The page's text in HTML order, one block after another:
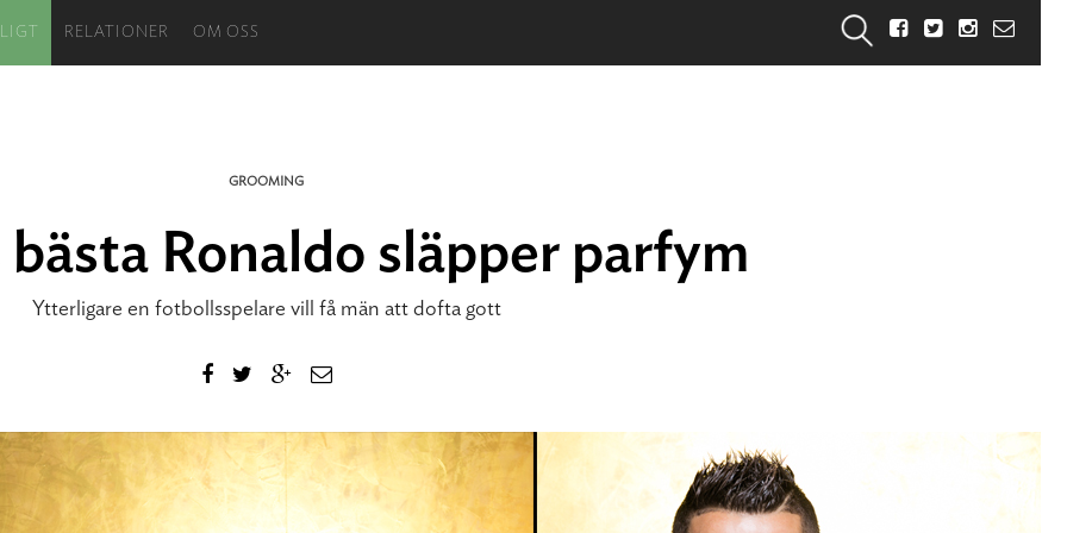
RELATIONER OM OSS
GROOMING
Ronaldo släpper parfym
Ytterligare en fotbollsspelare vill få män att dofta gott